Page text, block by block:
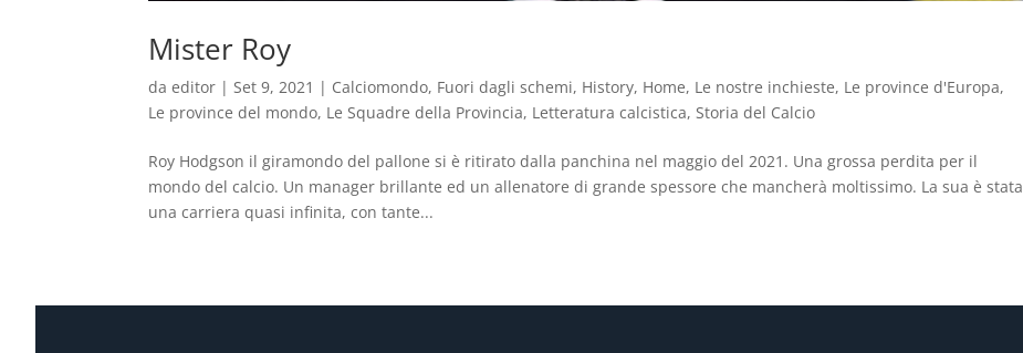
Mister Roy
daeditor | Set 9, 2021 | Calciomondo, Fuori dagli schemi, History, Home, Le nostre inchieste, Le province d'Europa,
Le province del mondo, Le Squadre della Provincia, Letteratura calcistica, Storia del Calcio
Roy Hodgson il giramondo del pallone si è ritirato dalla panchina nel maggio del 2021. Una grossa perdita per il
mondo del calcio. Un manager brillante ed un allenatore di grande spessore che mancherà moltissimo. La sua è stata
una carriera quasi infinita, con tante...